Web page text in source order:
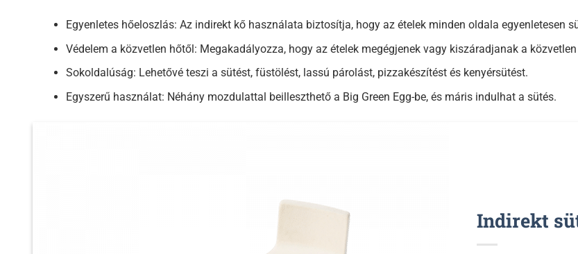
Egyenletes hőeloszlás: Az indirekt kő használata biztosítja, hogy az ételek minden oldala egyenletesen
Védelem a közvetlen hőtől: Megakadályozza, hogy az ételek megégjenek vagy kiszáradjanak a
Sokoldalúság: Lehetővé teszi a sütést, füstölést, lassú párolást, pizzakészítést és kenyérsütést.
Egyszerű használat: Néhány mozdulattal beilleszthető a Big Green Egg-be, és máris indulhat a sütés.
Indirekt